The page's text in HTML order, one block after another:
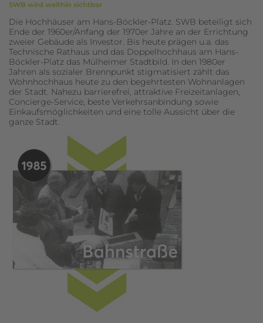
SWB wird weithin sichtbar
Die Hochhäuser am Hans-Böckler-Platz. SWB beteiligt sich
Ende der 1960er/Anfang der 1970er Jahre an der Errichtung
zweier Gebäude als Investor. Bis heute prägen u.a. das
Technische Rathaus und das Doppelhochhaus am Hans-
Böckler-Platz das Mülheimer Stadtbild. In den 1980er
Jahren als sozialer Brennpunkt stigmatisiert zählt das
Wohnhochhaus heute zu den begehrtesten Wohnanlagen
der Stadt. Nahezu barrierefrei, attraktive Freizeitanlagen,
Concierge-Service, beste Verkehrsanbindung sowie
Einkaufsmöglichkeiten und eine tolle Aussicht über die
ganze Stadt.